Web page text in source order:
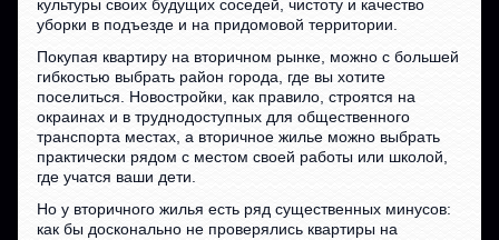
культуры своих будущих соседей, чистоту и качество
уборки в подъезде и на придомовой территории.
Покупая квартиру на вторичном рынке, можно с большей
гибкостью выбрать район города, где вы хотите
поселиться. Новостройки, как правило, строятся на
окраинах и в труднодоступных для общественного
транспорта местах, а вторичное жилье можно выбрать
практически рядом с местом своей работы или школой,
где учатся ваши дети.
Но у вторичного жилья есть ряд существенных минусов:
как бы досконально не проверялись квартиры на